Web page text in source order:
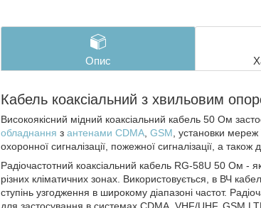
Опис
Кабель коаксіальний з хвильовим
Високоякісний мідний коаксіальний кабель 50 Ом
обладнання з антенами CDMA, GSM, установки мереж
охоронної сигналізації, пожежної сигналізації, а
Радіочастотний коаксіальний кабель RG-58U 50 Ом -
різних кліматичних зонах. Використовується, в ВЧ
ступінь узгодження в широкому діапазоні частот.